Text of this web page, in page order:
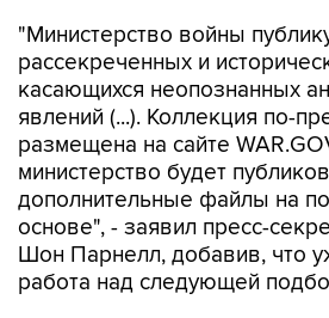
"Министерство войны
рассекреченных и
касающихся неопознанных
явлений (...). Коллекция по-
размещена на сайте
министерство будет
дополнительные файлы на
основе", - заявил пресс-
Шон Парнелл, добавив, что
работа над следующей